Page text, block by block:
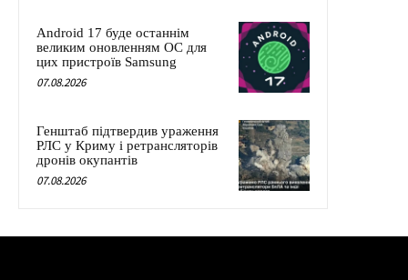
Android 17 буде останнім
великим оновленням ОС для
цих пристроїв Samsung
07.08.2026
Генштаб підтвердив ураження
РЛС у Криму і ретрансляторів
дронів окупантів
07.08.2026